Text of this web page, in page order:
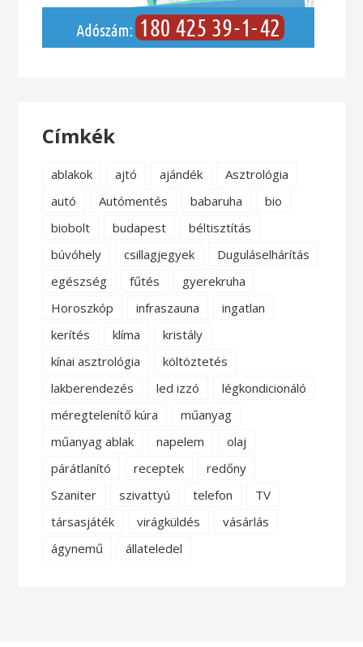
Címkék
ablakok ajtó ajándék
Asztrológia
autó
Autómentés babaruha
bio
biobolt
budapest
béltisztítás
búvóhely
csillagjegyek
Duguláselhárítás
egészség
fűtés
gyerekruha
Horoszkóp
infraszauna
ingatlan
kerítés
klíma
kristály
kínai asztrológia
költöztetés
lakberendezés
led izzó
légkondicionáló
méregtelenítő kúra
műanyag
műanyag ablak
napelem
olaj
párátlanító
receptek
redőny
Szaniter
szivattyú telefon
TV
társasjáték
virágküldés
vásárlás
ágynemű
állateledel